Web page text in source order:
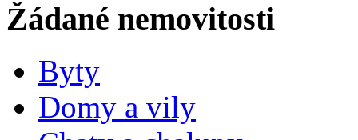
Žádané nemovitosti
Byty
Domy a vily